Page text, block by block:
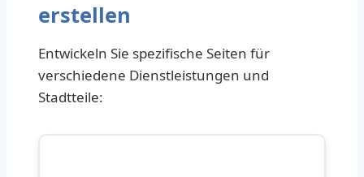
erstellen
Entwickeln Sie spezifische Seiten für
verschiedene Dienstleistungen und
Stadtteile: